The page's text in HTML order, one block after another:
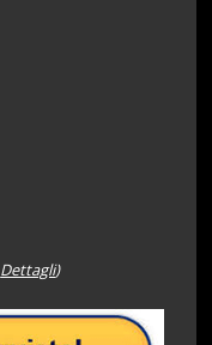
Dettagli)